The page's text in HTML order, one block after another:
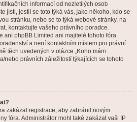
informací od nezletilých osob
jisti, jestli se toto týká vás, jako někoho, kdo se
stránku, nebo se to týká webové stránky, na
kontaktujte vašeho právního poradce.
ani phpBB Limited ani majitelé tohoto fóra
a není kontaktním místem pro právní
těch uvedených v otázce „Koho mám
nebo právních záležitostí týkajících se tohoto
zakázal registrace, aby zabránil novým
fóra. Administrátor mohl také zakázat vaši IP